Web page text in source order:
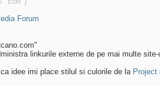
Forum
linkurile externe de pe mai multe site-
idee imi place stilul si culorile de la Project